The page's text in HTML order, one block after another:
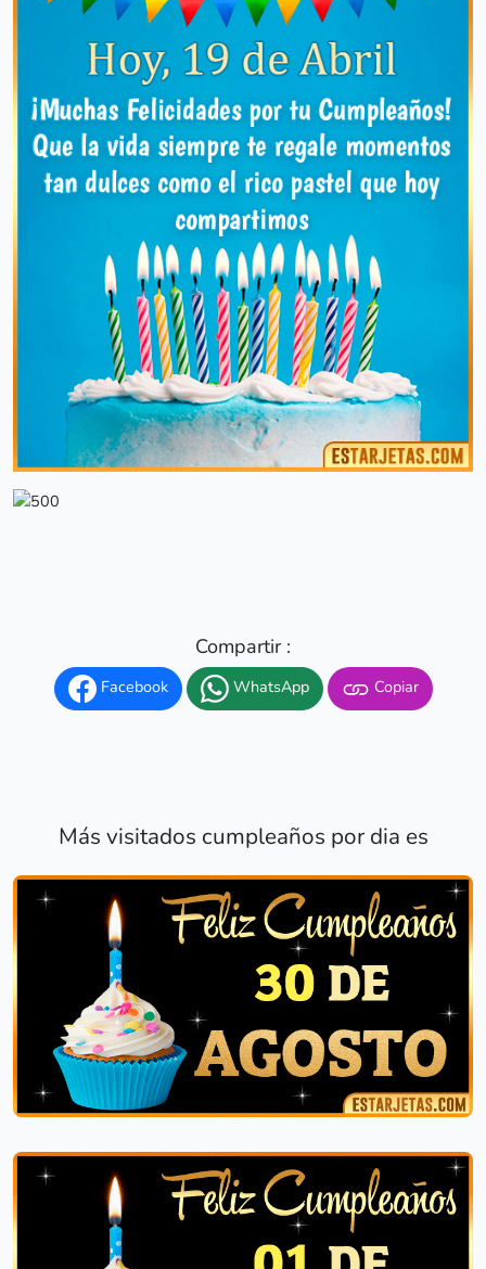
Compartir :
Facebook WhatsApp Copiar
Más visitados cumpleaños por dia es